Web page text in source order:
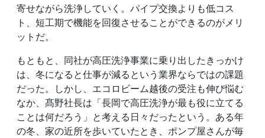
寄せながら洗浄していく。パイプ交換よりも低コス
ト、短工期で機能を回復させることができるのがメリ
ットだ。
もともと、同社が高圧洗浄事業に乗り出したきっかけ
は、冬になると仕事が減るという業界ならではの課題
だった。しかし、エコロビーム越後の受注も伸び悩む
なか、髙野社長は「長岡で高圧洗浄が最も役に立てる
ことは何だろう」と考える日々だったという。ある年
の冬、家の近所を歩いていたとき、ポンプ屋さんが毎